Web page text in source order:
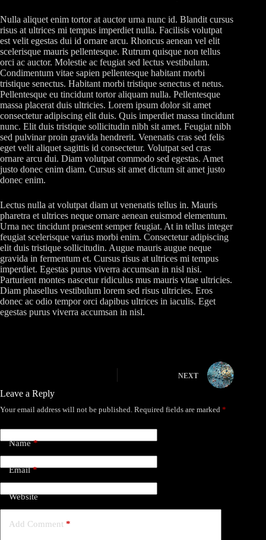
Nulla aliquet enim tortor at auctor urna nunc id. Blandit cursus
risus at ultrices mi tempus imperdiet nulla. Facilisis volutpat
est velit egestas dui id ornare arcu. Rhoncus aenean vel elit
scelerisque mauris pellentesque. Rutrum quisque non tellus
orci ac auctor. Molestie ac feugiat sed lectus vestibulum.
Condimentum vitae sapien pellentesque habitant morbi
tristique senectus. Habitant morbi tristique senectus et netus.
Pellentesque eu tincidunt tortor aliquam nulla. Pellentesque
massa placerat duis ultricies. Lorem ipsum dolor sit amet
consectetur adipiscing elit duis. Quis imperdiet massa tincidunt
nunc. Elit duis tristique sollicitudin nibh sit amet. Feugiat nibh
sed pulvinar proin gravida hendrerit. Venenatis cras sed felis
eget velit aliquet sagittis id consectetur. Volutpat sed cras
ornare arcu dui. Diam volutpat commodo sed egestas. Amet
justo donec enim diam. Cursus sit amet dictum sit amet justo
donec enim.
Lectus nulla at volutpat diam ut venenatis tellus in. Mauris
pharetra et ultrices neque ornare aenean euismod elementum.
Urna nec tincidunt praesent semper feugiat. At in tellus integer
feugiat scelerisque varius morbi enim. Consectetur adipiscing
elit duis tristique sollicitudin. Augue mauris augue neque
gravida in fermentum et. Cursus risus at ultrices mi tempus
imperdiet. Egestas purus viverra accumsan in nisl nisi.
Parturient montes nascetur ridiculus mus mauris vitae ultricies.
Diam phasellus vestibulum lorem sed risus ultricies. Eros
donec ac odio tempor orci dapibus ultrices in iaculis. Eget
egestas purus viverra accumsan in nisl.
NEXT
Leave a Reply
Your email address will not be published. Required fields are marked *
Name*
Email*
Website
Add Comment *